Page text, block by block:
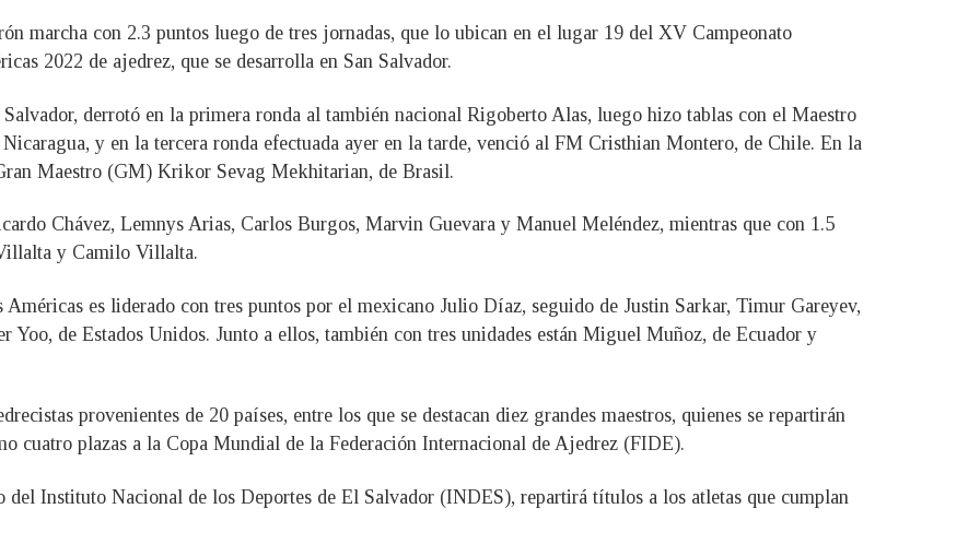
marcha con 2.3 puntos luego de tres jornadas, que lo ubican en el lugar 19 del XV Campeonato
2022 de ajedrez, que se desarrolla en San Salvador.
derrotó en la primera ronda al también nacional Rigoberto Alas, luego hizo tablas con el Maestro
y en la tercera ronda efectuada ayer en la tarde, venció al FM Cristhian Montero, de Chile. En la
Maestro (GM) Krikor Sevag Mekhitarian, de Brasil.
Chávez, Lemnys Arias, Carlos Burgos, Marvin Guevara y Manuel Meléndez, mientras que con 1.5
y Camilo Villalta.
es liderado con tres puntos por el mexicano Julio Díaz, seguido de Justin Sarkar, Timur Gareyev,
de Estados Unidos. Junto a ellos, también con tres unidades están Miguel Muñoz, de Ecuador y
provenientes de 20 países, entre los que se destacan diez grandes maestros, quienes se repartirán
cuatro plazas a la Copa Mundial de la Federación Internacional de Ajedrez (FIDE).
del Instituto Nacional de los Deportes de El Salvador (INDES), repartirá títulos a los atletas que cumplan